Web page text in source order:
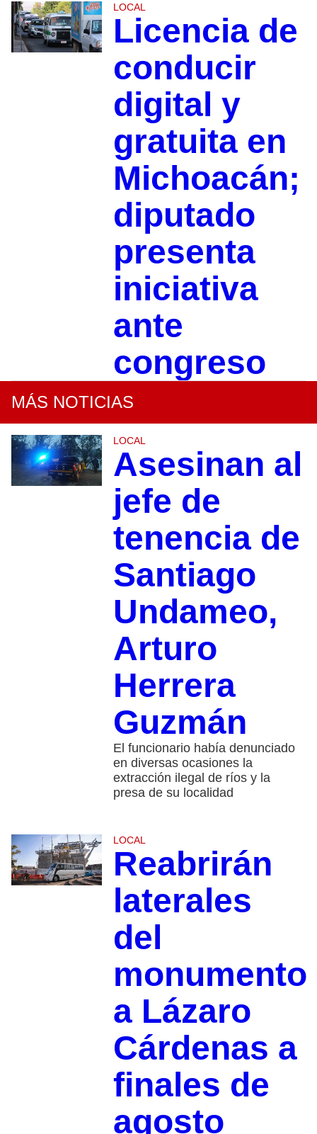
LOCAL
Licencia de
conducir
digital y
gratuita en
Michoacán;
diputado
presenta
iniciativa
ante
congreso
MÁS NOTICIAS
LOCAL
Asesinan al
jefe de
tenencia de
Santiago
Undameo,
Arturo
Herrera
Guzmán
El funcionario había denunciado
en diversas ocasiones la
extracción ilegal de ríos y la
presa de su localidad
LOCAL
Reabrirán
laterales
del
monumento
a Lázaro
Cárdenas a
finales de
agosto